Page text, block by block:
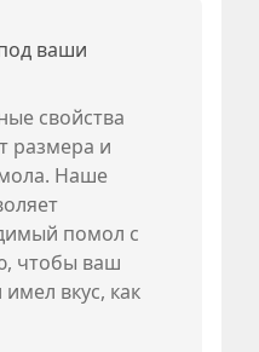
ваши
свойства
размера и
Наше
помол с
чтобы ваш
вкус, как